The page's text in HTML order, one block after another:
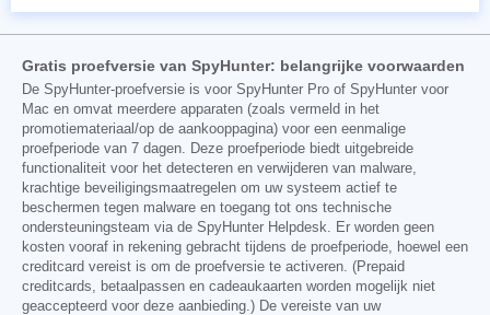
Gratis proefversie van SpyHunter: belangrijke voorwaarden
De SpyHunter-proefversie is voor SpyHunter Pro of SpyHunter voor
Mac en omvat meerdere apparaten (zoals vermeld in het
promotiemateriaal/op de aankooppagina) voor een eenmalige
proefperiode van 7 dagen. Deze proefperiode biedt uitgebreide
functionaliteit voor het detecteren en verwijderen van malware,
krachtige beveiligingsmaatregelen om uw systeem actief te
beschermen tegen malware en toegang tot ons technische
ondersteuningsteam via de SpyHunter Helpdesk. Er worden geen
kosten vooraf in rekening gebracht tijdens de proefperiode, hoewel een
creditcard vereist is om de proefversie te activeren. (Prepaid
creditcards, betaalpassen en cadeaukaarten worden mogelijk niet
geaccepteerd voor deze aanbieding.) De vereiste van uw